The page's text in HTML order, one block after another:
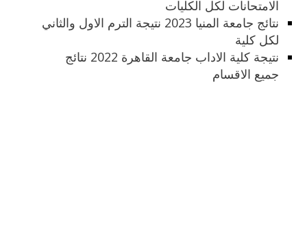
الامتحانات لكل الكليات
نتائج جامعة المنيا 2023 نتيجة الترم الاول والثاني
لكل كلية
نتيجة كلية الاداب جامعة القاهرة 2022 نتائج
جميع الاقسام